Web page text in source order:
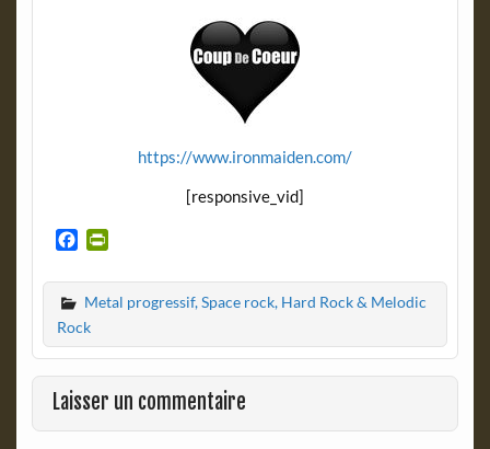
https://www.ironmaiden.com/
[responsive_vid]
c
e
b
o
o
k
i
n
F
r
i
e
n
Metal progressif, Space rock, Hard Rock & Melodic
Rock
Laisser un commentaire